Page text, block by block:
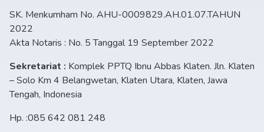
SK. Menkumham No. AHU-0009829.AH.01.07.TAHUN
2022
Akta Notaris : No. 5 Tanggal 19 September 2022
Sekretariat : Komplek PPTQ Ibnu Abbas Klaten. Jln. Klaten
– Solo Km 4 Belangwetan, Klaten Utara, Klaten, Jawa
Tengah, Indonesia
Hp. :085 642 081 248